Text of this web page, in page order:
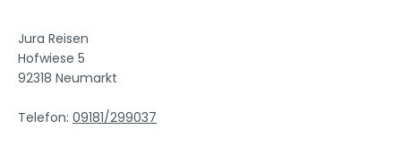
Jura Reisen
Hofwiese 5
92318 Neumarkt
Telefon: 09181/299037